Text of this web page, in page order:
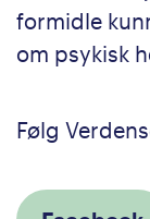
formidle
om psykisk
Følg